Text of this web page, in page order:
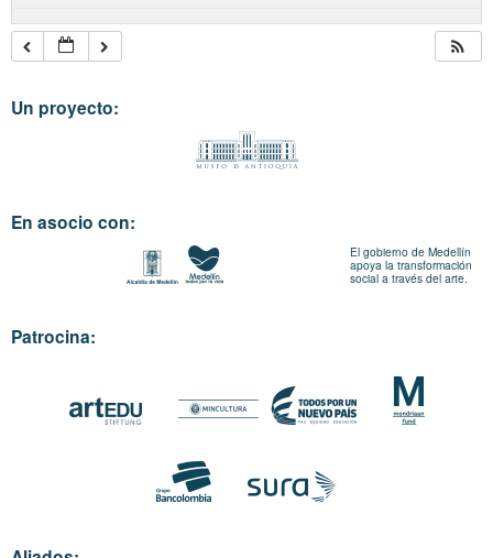
Un proyecto:
En asocio con:
El gobierno de Medellín
apoya la transformación
social a través del arte.
Patrocina: